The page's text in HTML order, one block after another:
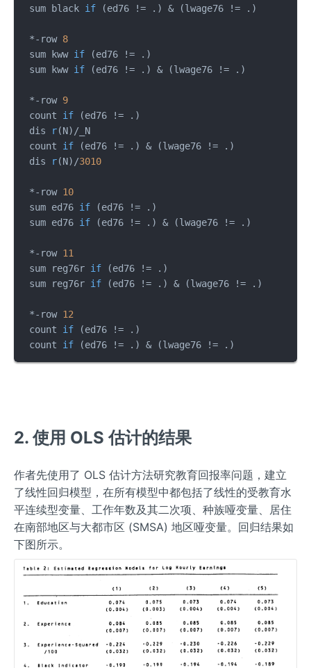
sum black if (ed76 != .) & (lwage76 != .)
*-row 8
sum kww if
(ed76 != .)
sum kww if (ed76 != .) & (lwage76 != .)
*-row 9
count if
(ed76 != .)
dis
r(N) /_N
count if (ed76 != .)
& (lwage76 != .)
dis
r(N) /3010
*-row 10
sum ed76 if
(ed76 != .)
sum ed76 if (ed76 != .) & (lwage76 != .)
*-row 11
sum reg76r if
(ed76 != .)
sum reg76r if (ed76 != .) & (lwage76 != .)
*-row 12
count if
(ed76 != .)
count if (ed76 != .) & (lwage76 != .)
2. 使用 OLS 估计的结果
作者先使用了 OLS 估计方法研究教育回报率问题，建立
了线性回归模型，在所有模型中都包括了线性的受教育水
平连续型变量、工作年数及其二次项、种族哑变量、居住
在南部地区与大都市区 (SMSA) 地区哑变量。回归结果如
下图所示。